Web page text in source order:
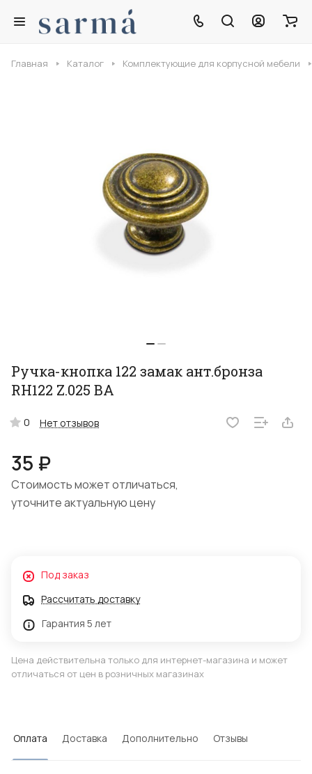
Главная Каталог Комплектующие для корпусной мебели
Ручка-кнопка 122 замак ант.бронза
RH122 Z.025 ВА
0 Нет отзывов
35 ₽
Стоимость может отличаться,
уточните актуальную цену
Под заказ
Рассчитать доставку
Гарантия 5 лет
Цена действительна только для интернет-магазина и может
отличаться от цен в розничных магазинах
Оплата Доставка Дополнительно Отзывы